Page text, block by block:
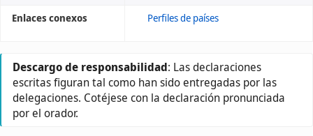
Enlaces conexos Perfiles de países
Descargo de responsabilidad: Las declaraciones
escritas figuran tal como han sido entregadas por las
delegaciones. Cotéjese con la declaración pronunciada
por el orador.